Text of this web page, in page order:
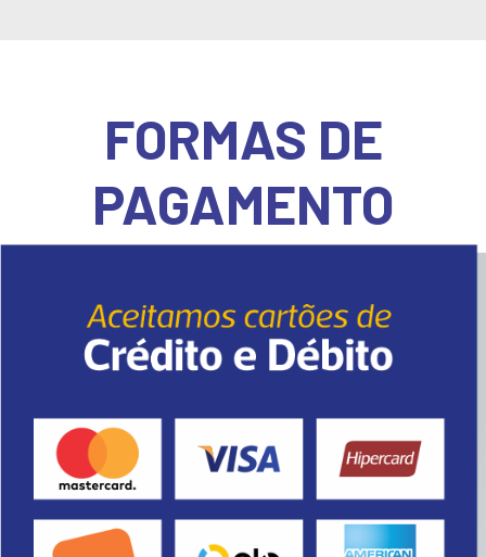
FORMAS DE
PAGAMENTO